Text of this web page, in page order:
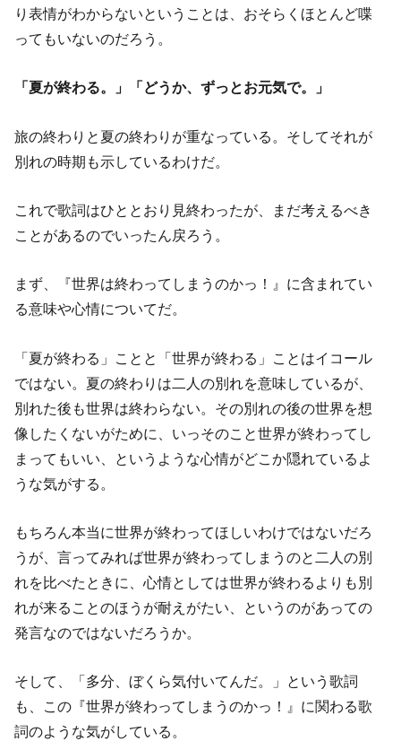
り表情がわからないということは、おそらくほとんど喋
ってもいないのだろう。
「夏が終わる。」「どうか、ずっとお元気で。」
旅の終わりと夏の終わりが重なっている。そしてそれが
別れの時期も示しているわけだ。
これで歌詞はひととおり見終わったが、まだ考えるべき
ことがあるのでいったん戻ろう。
まず、『世界は終わってしまうのかっ！』に含まれてい
る意味や心情についてだ。
「夏が終わる」ことと「世界が終わる」ことはイコール
ではない。夏の終わりは二人の別れを意味しているが、
別れた後も世界は終わらない。その別れの後の世界を想
像したくないがために、いっそのこと世界が終わってし
まってもいい、というような心情がどこか隠れているよ
うな気がする。
もちろん本当に世界が終わってほしいわけではないだろ
うが、言ってみれば世界が終わってしまうのと二人の別
れを比べたときに、心情としては世界が終わるよりも別
れが来ることのほうが耐えがたい、というのがあっての
発言なのではないだろうか。
そして、「多分、ぼくら気付いてんだ。」という歌詞
も、この『世界が終わってしまうのかっ！』に関わる歌
詞のような気がしている。